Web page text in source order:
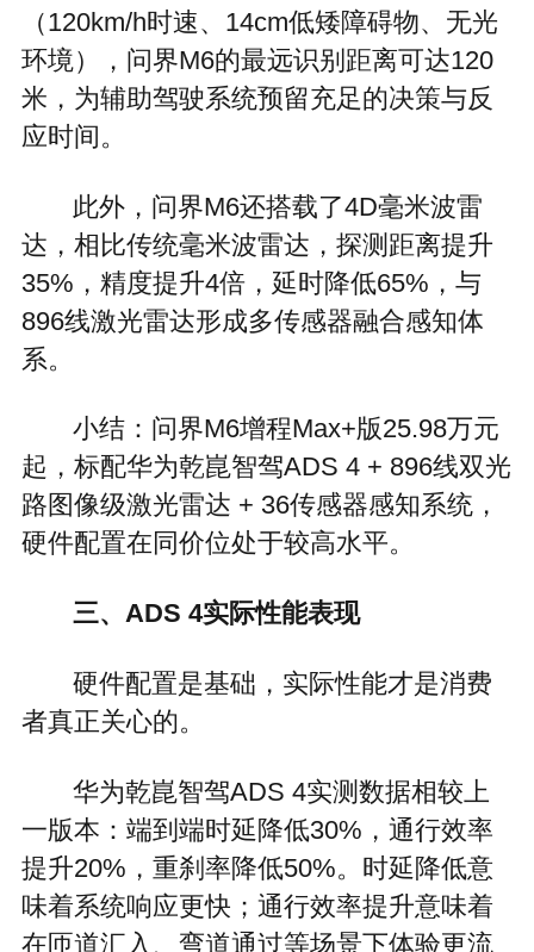
（120km/h时速、14cm低矮障碍物、无光
环境），问界M6的最远识别距离可达120
米，为辅助驾驶系统预留充足的决策与反
应时间。
此外，问界M6还搭载了4D毫米波雷
达，相比传统毫米波雷达，探测距离提升
35%，精度提升4倍，延时降低65%，与
896线激光雷达形成多传感器融合感知体
系。
小结：问界M6增程Max+版25.98万元
起，标配华为乾崑智驾ADS 4 + 896线双光
路图像级激光雷达 + 36传感器感知系统，
硬件配置在同价位处于较高水平。
三、ADS 4实际性能表现
硬件配置是基础，实际性能才是消费
者真正关心的。
华为乾崑智驾ADS 4实测数据相较上
一版本：端到端时延降低30%，通行效率
提升20%，重刹率降低50%。时延降低意
味着系统响应更快；通行效率提升意味着
在匝道汇入、弯道通过等场景下体验更流